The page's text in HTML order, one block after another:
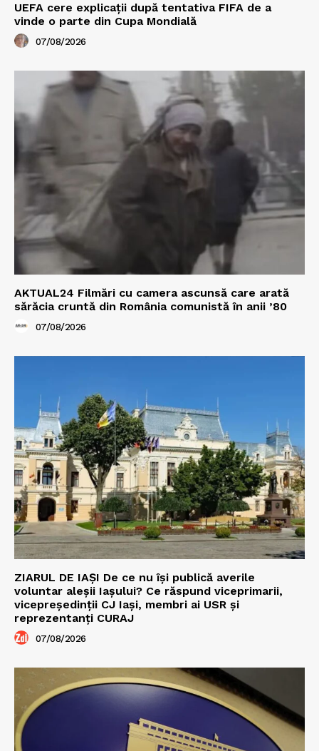
UEFA cere explicații după tentativa FIFA de a
vinde o parte din Cupa Mondială
07/08/2026
AKTUAL24 Filmări cu camera ascunsă care arată
sărăcia cruntă din România comunistă în anii ’80
07/08/2026
ZIARUL DE IAȘI De ce nu își publică averile
voluntar aleșii Iașului? Ce răspund viceprimarii,
vicepreședinții CJ Iași, membri ai USR și
reprezentanți CURAJ
07/08/2026